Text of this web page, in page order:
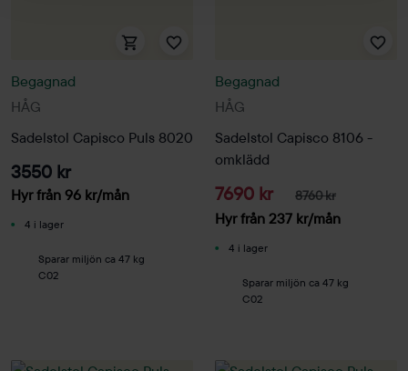
HÅG
Begagnad
Sadelstol Capisco Puls 8020
3550 kr
Hyr från 96 kr/mån
4 i lager
Sparar miljön ca 47 kg
C02
HÅG
Begagnad
Sadelstol Capisco 8106 -
omklädd
7690 kr 8760 kr
Hyr från 237 kr/mån
4 i lager
Sparar miljön ca 47 kg
C02